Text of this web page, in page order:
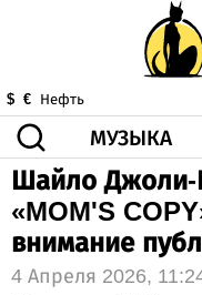
$ € Нефть
МУЗЫКА
ЗДОРОВЬЕ
ВИДЕО
Шайло Джоли-
«MOM'S
внимание
4 Апреля 2026,